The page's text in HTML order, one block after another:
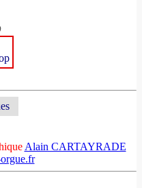
Alain CARTAYRADE